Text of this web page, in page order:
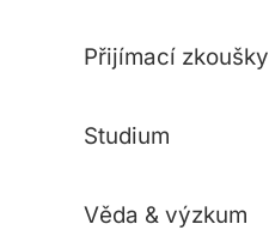
Přijímací zkoušky
Studium
Věda & výzkum